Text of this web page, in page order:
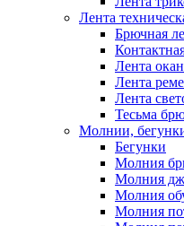
Лента
Брючная
Лента
Лента
Лента
Тесьма
Молнии,
Бегунки
Молния
Молния
Молния
Молния